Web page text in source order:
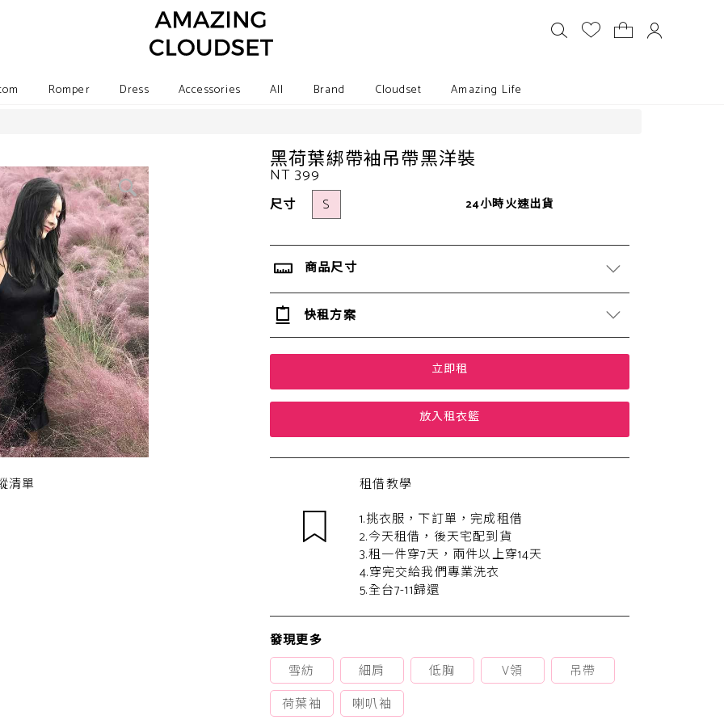
Romper Dress Accessories All Brand Cloudset Amazing Life
清單
黑荷葉綁帶袖吊帶黑洋裝
NT 399
尺寸 S 24小時火速出貨
商品尺寸
快租方案
立即租
放入租衣籃
租借教學
1.挑衣服，下訂單，完成租借
2.今天租借，後天宅配到貨
3.租一件穿7天，兩件以上穿14天
4.穿完交給我們專業洗衣
5.全台7-11歸還
發現更多
雪紡
細肩 低胸 V領
吊帶
荷葉袖
喇叭袖